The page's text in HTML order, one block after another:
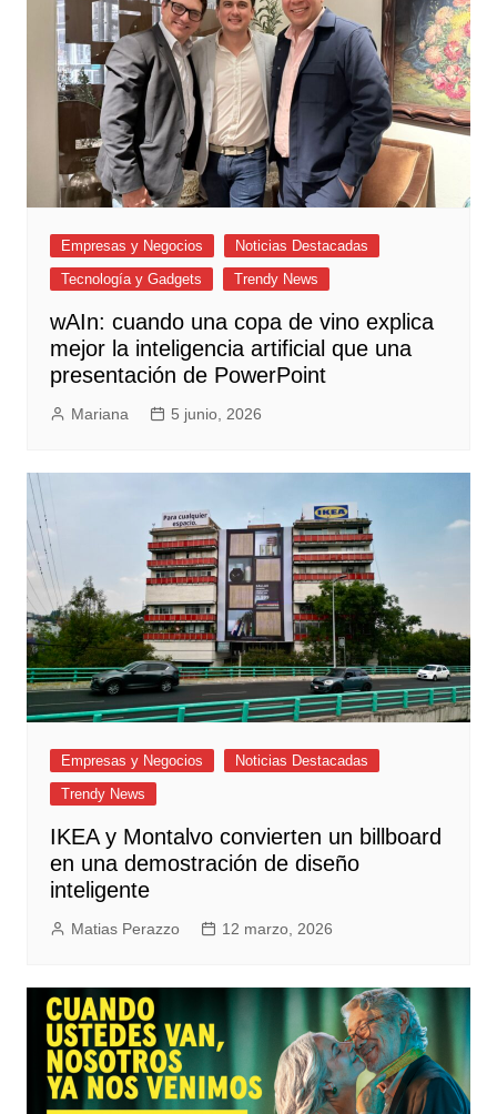
Empresas y Negocios
Noticias Destacadas
Tecnología y Gadgets
Trendy News
wAIn: cuando una copa de vino explica
mejor la inteligencia artificial que una
presentación de PowerPoint
Mariana 5 junio, 2026
Empresas y Negocios
Noticias Destacadas
Trendy News
IKEA y Montalvo convierten un billboard
en una demostración de diseño
inteligente
Matias Perazzo 12 marzo, 2026